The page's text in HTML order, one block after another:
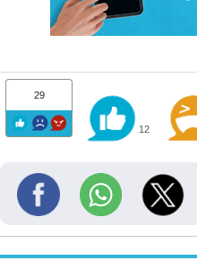
29
12